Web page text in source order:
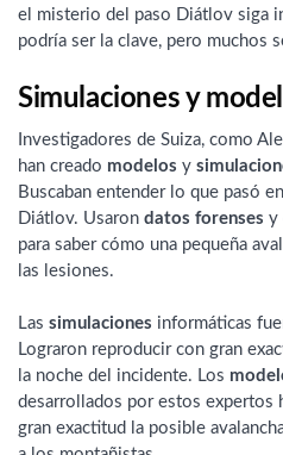
el misterio del paso Diátlov siga
podría ser la clave, pero muchos
Simulaciones y
Investigadores de Suiza, como
han creado modelos y
Buscaban entender lo que pasó
Diátlov. Usaron datos forenses y
para saber cómo una pequeña
las lesiones.
Las simulaciones informáticas
Lograron reproducir con gran
la noche del incidente. Los
desarrollados por estos expertos
gran exactitud la posible